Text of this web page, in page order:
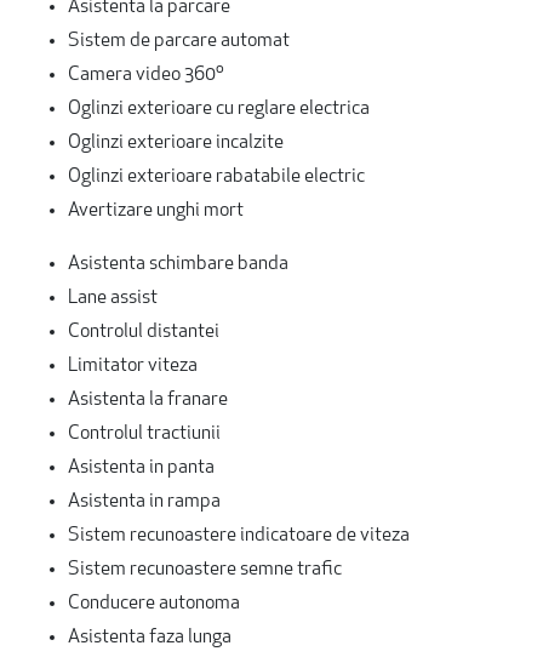
Asistenta la parcare
Sistem de parcare automat
Camera video 360º
Oglinzi exterioare cu reglare electrica
Oglinzi exterioare incalzite
Oglinzi exterioare rabatabile electric
Avertizare unghi mort
Asistenta schimbare banda
Lane assist
Controlul distantei
Limitator viteza
Asistenta la franare
Controlul tractiunii
Asistenta in panta
Asistenta in rampa
Sistem recunoastere indicatoare de viteza
Sistem recunoastere semne trafic
Conducere autonoma
Asistenta faza lunga